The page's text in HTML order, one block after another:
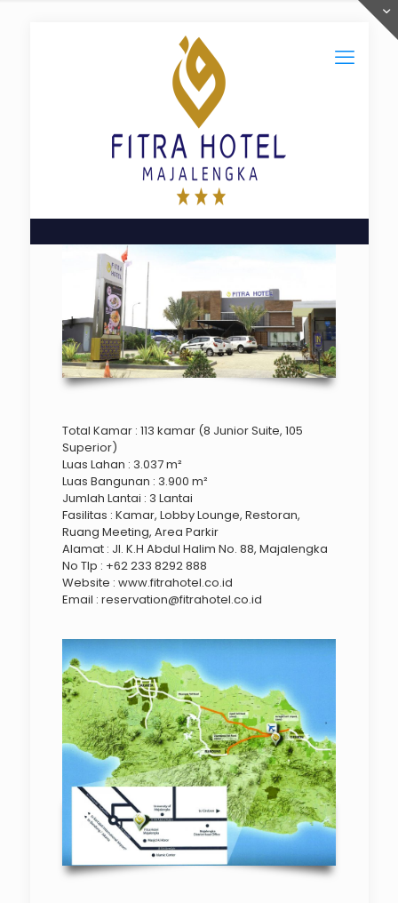
Total Kamar : 113 kamar (8 Junior Suite, 105
Superior)
Luas Lahan : 3.037 m²
Luas Bangunan : 3.900 m²
Jumlah Lantai : 3 Lantai
Fasilitas : Kamar, Lobby Lounge, Restoran,
Ruang Meeting, Area Parkir
Alamat : Jl. K.H Abdul Halim No. 88, Majalengka
No Tlp : +62 233 8292 888
Website : www.fitrahotel.co.id
Email : reservation@fitrahotel.co.id